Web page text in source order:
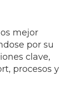
mejor
por su
clave,
procesos y